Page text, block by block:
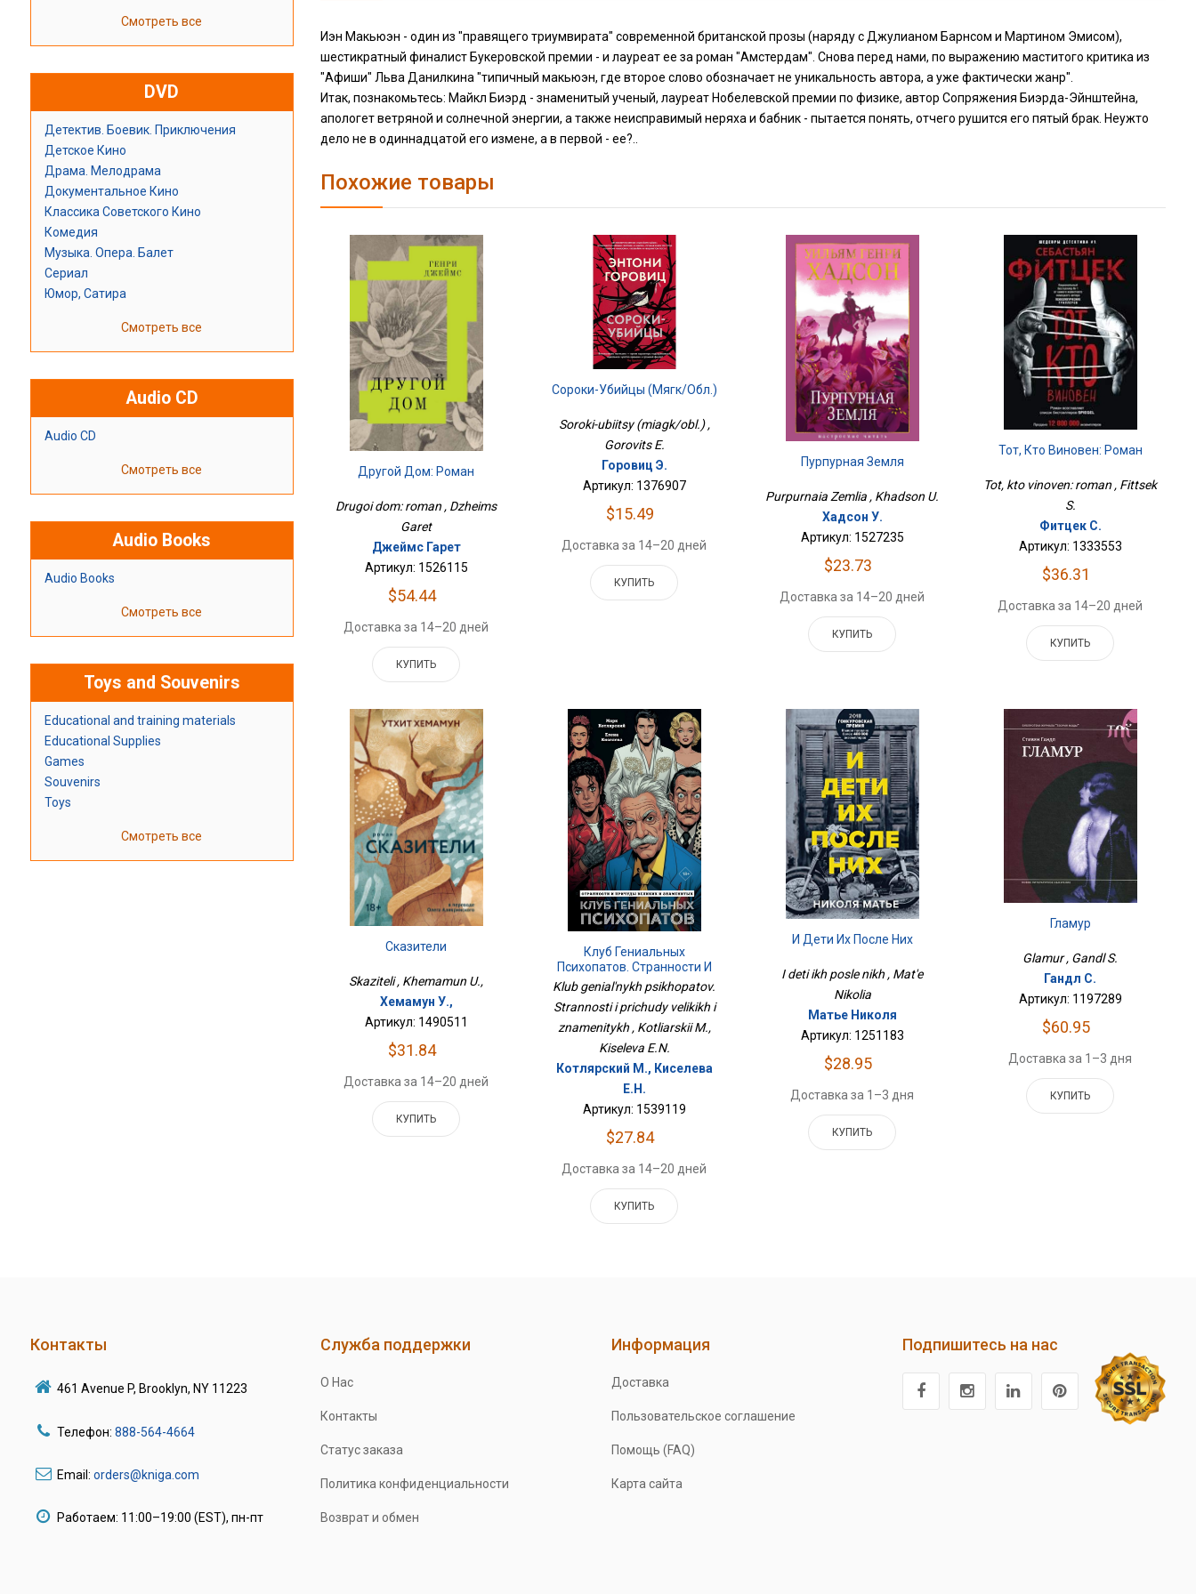
Смотреть все
DVD
Детектив. Боевик. Приключения
Детское Кино
Драма. Мелодрама
Документальное Кино
Классика Советского Кино
Комедия
Музыка. Опера. Балет
Сериал
Юмор, Сатира
Смотреть все
Audio CD
Audio CD
Смотреть все
Audio Books
Audio Books
Смотреть все
Toys and Souvenirs
Educational and training materials
Educational Supplies
Games
Souvenirs
Toys
Смотреть все
Иэн Макьюэн - один из "правящего триумвирата" современной британской прозы (наряду с Джулианом Барнсом и Мартином Эмисом),
шестикратный финалист Букеровской премии - и лауреат ее за роман "Амстердам". Снова перед нами, по выражению маститого критика из
"Афиши" Льва Данилкина "типичный макьюэн, где второе слово обозначает не уникальность автора, а уже фактически жанр".
Итак, познакомьтесь: Майкл Биэрд - знаменитый ученый, лауреат Нобелевской премии по физике, автор Сопряжения Биэрда-Эйнштейна,
апологет ветряной и солнечной энергии, а также неисправимый неряха и бабник - пытается понять, отчего рушится его пятый брак. Неужто
дело не в одиннадцатой его измене, а в первой - ее?..
Похожие товары
Другой Дом: Роман
Drugoi dom: roman , Dzheims
Garet
Джеймс Гарет
Артикул: 1526115
$54.44
Доставка за 14–20 дней
КУПИТЬ
Сороки-Убийцы (мягк/обл.)
Soroki-ubiitsy (miagk/obl.) ,
Gorovits E.
Горовиц Э.
Артикул: 1376907
$15.49
Доставка за 14–20 дней
КУПИТЬ
Пурпурная Земля
Purpurnaia Zemlia , Khadson U.
Хадсон У.
Артикул: 1527235
$23.73
Доставка за 14–20 дней
КУПИТЬ
Тот, Кто Виновен: Роман
Tot, kto vinoven: roman , Fittsek
S.
Фитцек С.
Артикул: 1333553
$36.31
Доставка за 14–20 дней
КУПИТЬ
Сказители
Skaziteli , Khemamun U.,
Хемамун У.,
Артикул: 1490511
$31.84
Доставка за 14–20 дней
КУПИТЬ
Клуб Гениальных
Психопатов. Странности И
Причуды Великих И
Знаменитых
Klub genial'nykh psikhopatov.
Strannosti i prichudy velikikh i
znamenitykh , Kotliarskii M.,
Kiseleva E.N.
Котлярский М., Киселева
Е.Н.
Артикул: 1539119
$27.84
Доставка за 14–20 дней
КУПИТЬ
И Дети Их После Них
I deti ikh posle nikh , Mat'e
Nikolia
Матье Николя
Артикул: 1251183
$28.95
Доставка за 1–3 дня
КУПИТЬ
Гламур
Glamur , Gandl S.
Гандл С.
Артикул: 1197289
$60.95
Доставка за 1–3 дня
КУПИТЬ
Контакты
461 Avenue P, Brooklyn, NY 11223
Телефон: 888-564-4664
Email: orders@kniga.com
Работаем: 11:00–19:00 (EST), пн-пт
Служба поддержки
О Нас
Контакты
Статус заказа
Политика конфиденциальности
Возврат и обмен
Информация
Доставка
Пользовательское соглашение
Помощь (FAQ)
Карта сайта
Подпишитесь на нас